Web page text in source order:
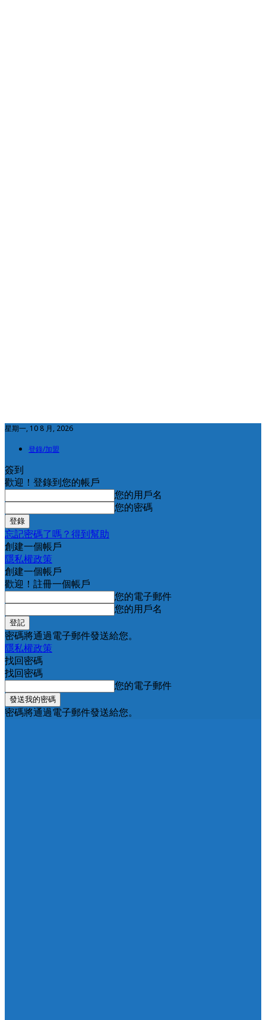
星期一, 10 8 月, 2026
登錄/加盟
簽到
歡迎！登錄到您的帳戶
您的用戶名
您的密碼
忘記密碼了嗎？得到幫助
創建一個帳戶
隱私權政策
創建一個帳戶
歡迎！註冊一個帳戶
您的電子郵件
您的用戶名
密碼將通過電子郵件發送給您。
隱私權政策
找回密碼
找回密碼
您的電子郵件
密碼將通過電子郵件發送給您。